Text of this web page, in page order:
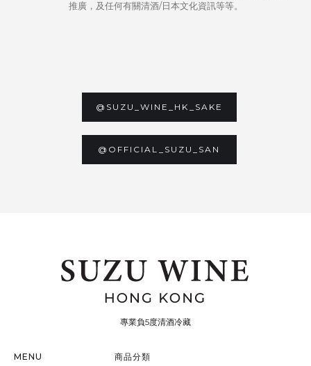
推廣，及任何有關清酒/日本文化資訊等等。
@SUZU_WINE_HK_SAKE
@OFFICIAL_SUZU_SAN
專業負5度清酒冷藏
MENU 商品分類